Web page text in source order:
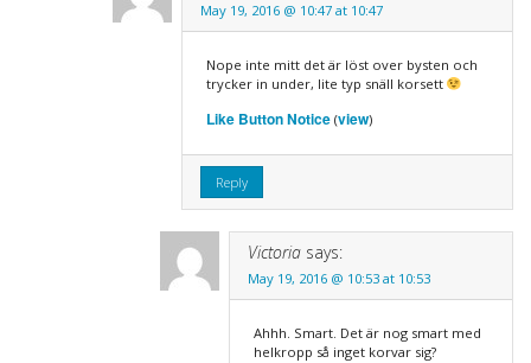
May 19, 2016 @ 10:47 at 10:47
Nope inte mitt det är löst over bysten och
trycker in under, lite typ snäll korsett
Like Button Notice(view)
Reply
Victoria says:
May 19, 2016 @ 10:53 at 10:53
Ahhh. Smart. Det är nog smart med
helkropp så inget korvar sig?